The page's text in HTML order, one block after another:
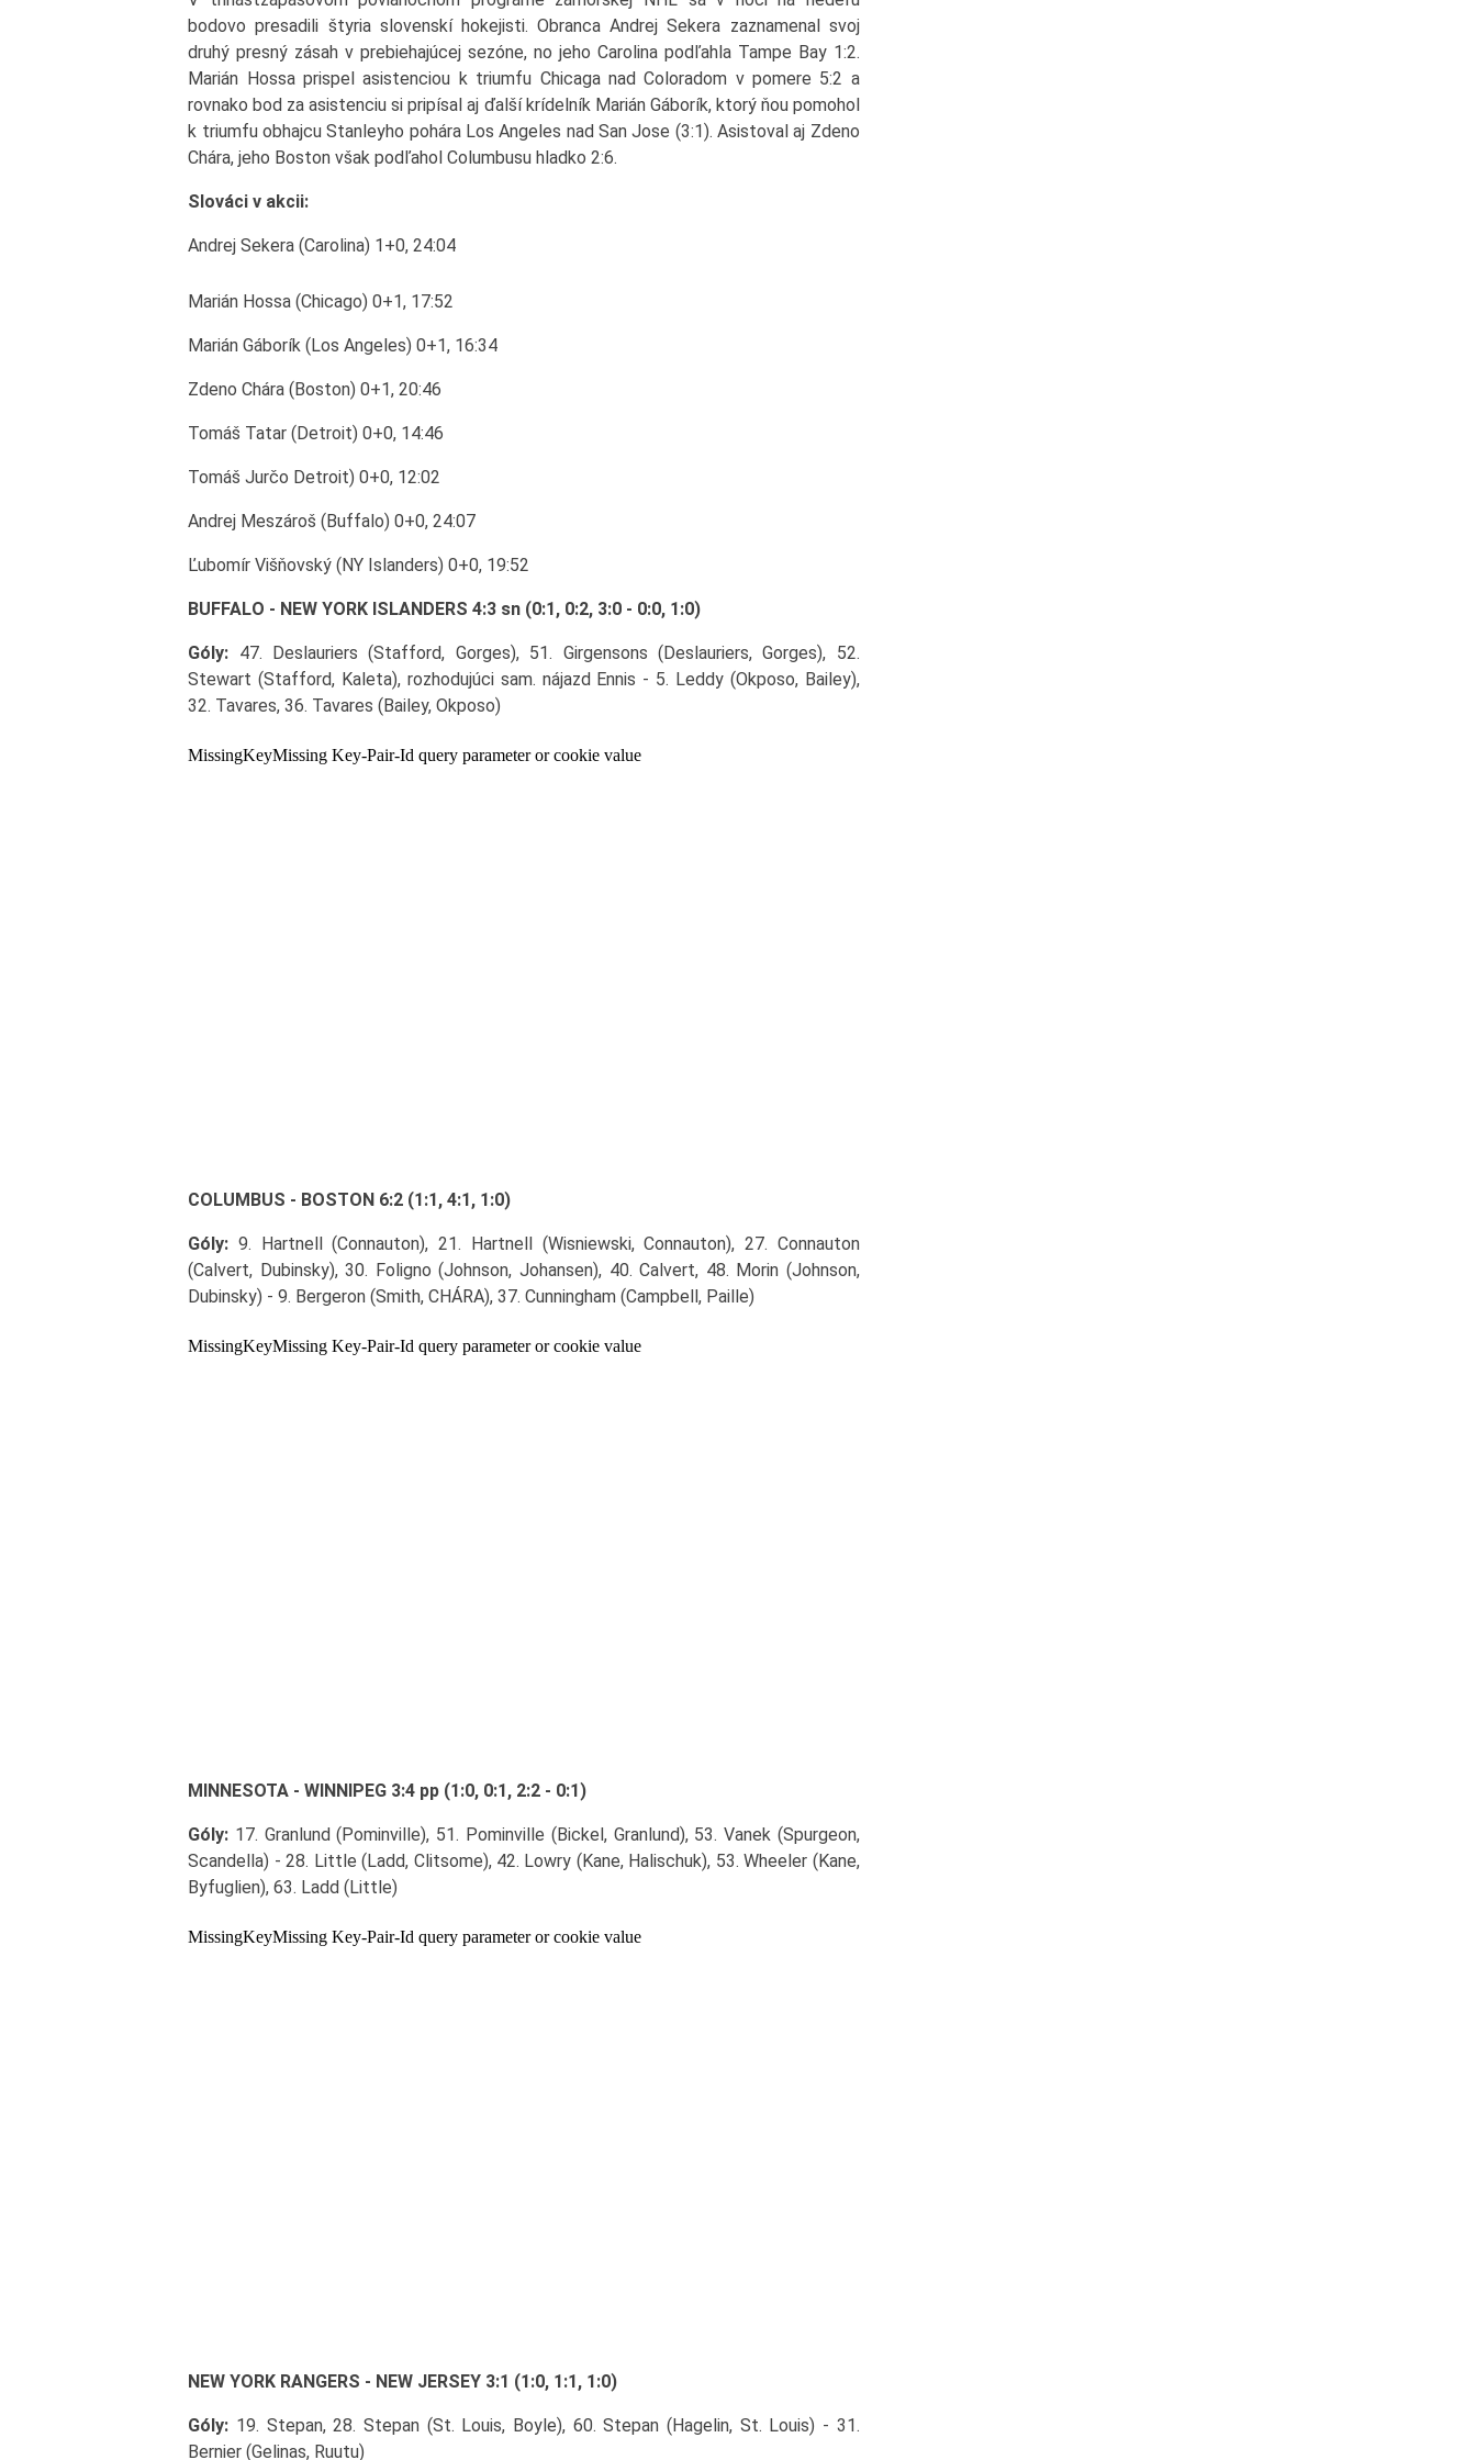
bodovo presadili štyria slovenskí hokejisti. Obranca Andrej Sekera zaznamenal svoj
druhý presný zásah v prebiehajúcej sezóne, no jeho Carolina podľahla Tampe Bay 1:2.
Marián Hossa prispel asistenciou k triumfu Chicaga nad Coloradom v pomere 5:2 a
rovnako bod za asistenciu si pripísal aj ďalší krídelník Marián Gáborík, ktorý ňou pomohol
k triumfu obhajcu Stanleyho pohára Los Angeles nad San Jose (3:1). Asistoval aj Zdeno
Chára, jeho Boston však podľahol Columbusu hladko 2:6.
Slováci v akcii:
Andrej Sekera (Carolina) 1+0, 24:04
Marián Hossa (Chicago) 0+1, 17:52
Marián Gáborík (Los Angeles) 0+1, 16:34
Zdeno Chára (Boston) 0+1, 20:46
Tomáš Tatar (Detroit) 0+0, 14:46
Tomáš Jurčo Detroit) 0+0, 12:02
Andrej Meszároš (Buffalo) 0+0, 24:07
Ľubomír Višňovský (NY Islanders) 0+0, 19:52
BUFFALO - NEW YORK ISLANDERS 4:3 sn (0:1, 0:2, 3:0 - 0:0, 1:0)
Góly: 47. Deslauriers (Stafford, Gorges), 51. Girgensons (Deslauriers, Gorges), 52.
Stewart (Stafford, Kaleta), rozhodujúci sam. nájazd Ennis - 5. Leddy (Okposo, Bailey),
32. Tavares, 36. Tavares (Bailey, Okposo)
COLUMBUS - BOSTON 6:2 (1:1, 4:1, 1:0)
Góly: 9. Hartnell (Connauton), 21. Hartnell (Wisniewski, Connauton), 27. Connauton
(Calvert, Dubinsky), 30. Foligno (Johnson, Johansen), 40. Calvert, 48. Morin (Johnson,
Dubinsky) - 9. Bergeron (Smith, CHÁRA), 37. Cunningham (Campbell, Paille)
MINNESOTA - WINNIPEG 3:4 pp (1:0, 0:1, 2:2 - 0:1)
Góly: 17. Granlund (Pominville), 51. Pominville (Bickel, Granlund), 53. Vanek (Spurgeon,
Scandella) - 28. Little (Ladd, Clitsome), 42. Lowry (Kane, Halischuk), 53. Wheeler (Kane,
Byfuglien), 63. Ladd (Little)
NEW YORK RANGERS - NEW JERSEY 3:1 (1:0, 1:1, 1:0)
Góly: 19. Stepan, 28. Stepan (St. Louis, Boyle), 60. Stepan (Hagelin, St. Louis) - 31.
Bernier (Gelinas, Ruutu)